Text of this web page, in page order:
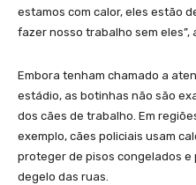
estamos com calor, eles estão
fazer nosso trabalho sem eles”,
Embora tenham chamado a
estádio, as botinhas não são
dos cães de trabalho. Em
exemplo, cães policiais usam
proteger de pisos congelados
degelo das ruas.